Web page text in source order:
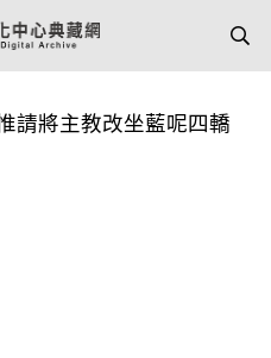
請將主教改坐藍呢四轎